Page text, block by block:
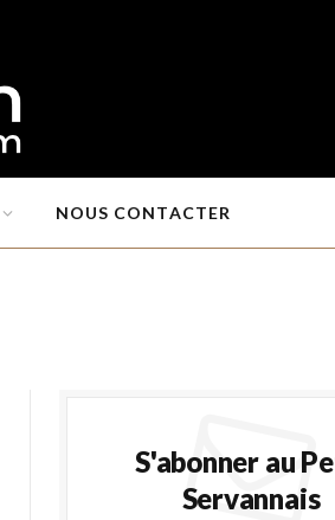
NOUS CONTACTER
S'abonner au
Servannais